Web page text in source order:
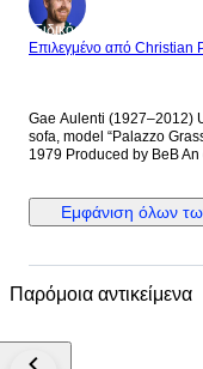
Ειδικός
Επιλεγμένο από Christian
Gae Aulenti (1927–2012) Unique made in
sofa, model “Palazzo
1979 Produced by BeB
historic interior. The
severe rectilinear
and Venetian
deliberate contrast
Εμφάνιση όλων
Παρόμοια αντικείμενα